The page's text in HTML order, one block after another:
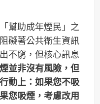
幫助成年煙民」之
礙著公共衛生資訊
不窮，但核心訊息
並非沒有風險，但
動上：如果您不吸
您吸煙，考慮改用